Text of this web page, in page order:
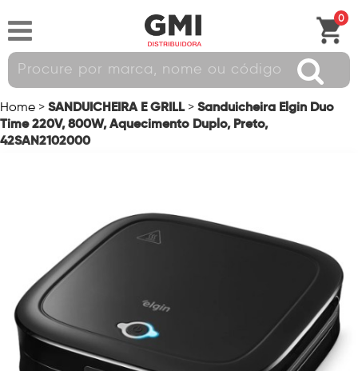
0
Home > SANDUICHEIRA E GRILL > Sanduicheira Elgin Duo
Time 220V, 800W, Aquecimento Duplo, Preto,
42SAN2102000